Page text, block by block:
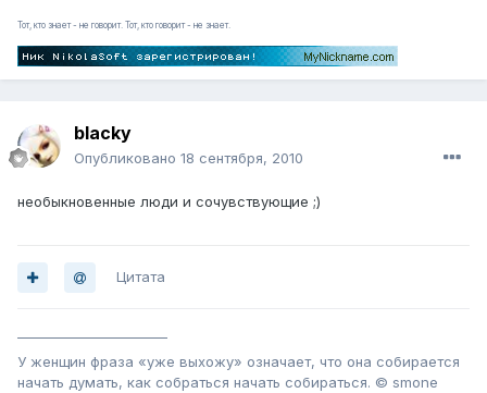
Тот, кто знает - не говорит. Тот, кто говорит - не знает.
blacky
Опубликовано 18 сентября, 2010
необыкновенные люди и сочувствующие ;)
Цитата
У женщин фраза «уже выхожу» означает, что она собирается
начать думать, как собраться начать собираться. © smone